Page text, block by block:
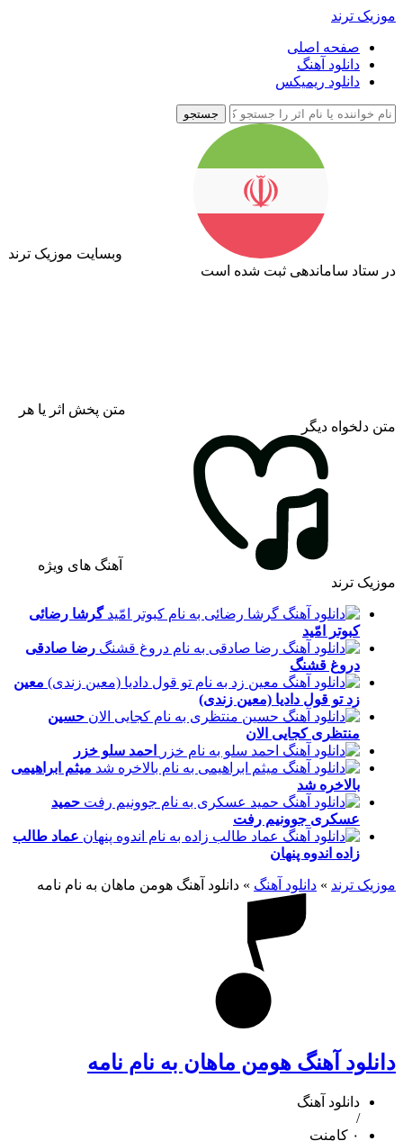
موزیک ترند
صفحه اصلی
دانلود آهنگ
دانلود ریمیکس
جستجو
وبسایت موزیک ترند
در ستاد ساماندهی ثبت شده است
متن پخش اثر یا هر
متن دلخواه دیگر
آهنگ های ویژه
موزیک ترند
گرشا رضائی
کبوتر امّید
رضا صادقی
دروغ قشنگ
معین
زدتو قول دادیا (معین زندی)
حسین
منتظریکجایی الان
احمد سلو خزر
میثم ابراهیمی
بالاخره شد
حمید
عسکری جوونیم رفت
عماد طالب
زاده اندوه پنهان
موزیک ترند » دانلود آهنگ » دانلود آهنگ هومن ماهان به نام نامه
دانلود آهنگ هومن ماهان به نام نامه
دانلود آهنگ
/
۰ کامنت